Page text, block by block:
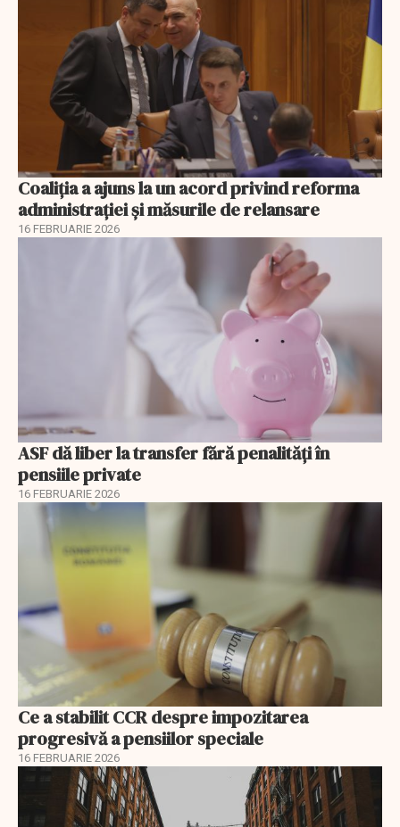
Coaliția a ajuns la un acord privind reforma
administrației și măsurile de relansare
16 FEBRUARIE 2026
ASF dă liber la transfer fără penalități în
pensiile private
16 FEBRUARIE 2026
Ce a stabilit CCR despre impozitarea
progresivă a pensiilor speciale
16 FEBRUARIE 2026